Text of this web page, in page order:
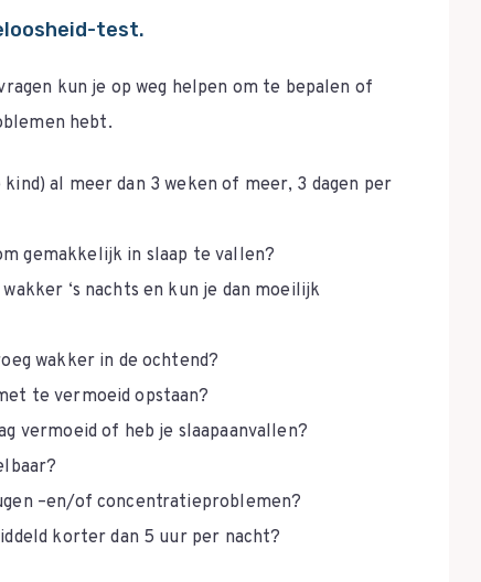
test.
kun je op weg helpen om te bepalen of
hebt.
al meer dan 3 weken of meer, 3 dagen per
gemakkelijk in slaap te vallen?
wakker ‘s nachts en kun je dan moeilijk
wakker in de ochtend?
te vermoeid opstaan?
vermoeid of heb je slaapaanvallen?
–en/of concentratieproblemen?
korter dan 5 uur per nacht?